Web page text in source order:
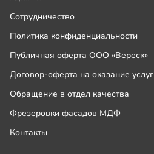
Сотрудничество
Политика конфиденциальности
Публичная оферта ООО «Вереск»
Договор-оферта на оказание услуг
Обращение в отдел качества
Фрезеровки фасадов МДФ
Контакты